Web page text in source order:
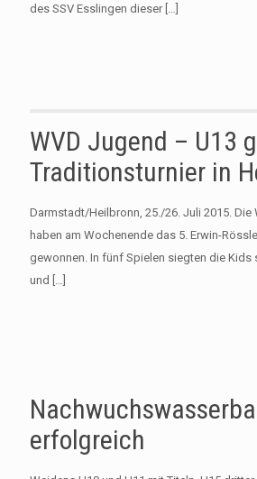
des SSV Esslingen dieser[…]
WVD Jugend – U13
Traditionsturnier in
Darmstadt/Heilbronn, 25./26. Juli 2015. Die
haben am Wochenende das 5. Erwin-
gewonnen. In fünf Spielen siegten die
und […]
erfolgreich